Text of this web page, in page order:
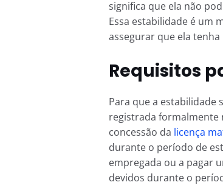
significa que ela não
Essa estabilidade é um
assegurar que ela
Requisitos
Para que a estabilidade
registrada formalmente
concessão da licença
durante o período de
empregada ou a pagar
devidos durante o